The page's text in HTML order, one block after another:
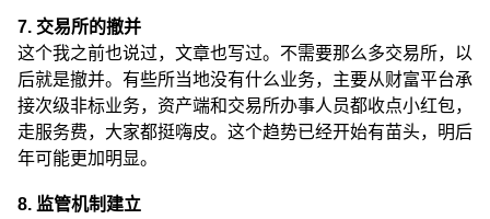
7. 交易所的撤并
这个我之前也说过，文章也写过。不需要那么多交易所，以
后就是撤并。有些所当地没有什么业务，主要从财富平台承
接次级非标业务，资产端和交易所办事人员都收点小红包，
走服务费，大家都挺嗨皮。这个趋势已经开始有苗头，明后
年可能更加明显。
8. 监管机制建立